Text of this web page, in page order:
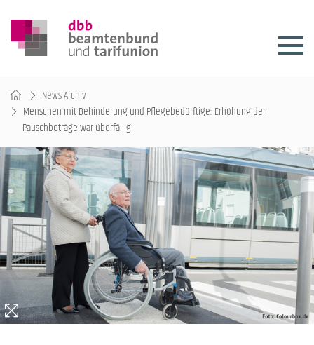
News-Archiv
Menschen mit Behinderung und Pflegebedürftige: Erhöhung der
Pauschbeträge war überfällig